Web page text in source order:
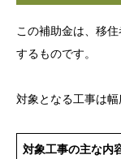
この補助金は、移
するものです。
対象となる工事は幅
対象工事の主な内